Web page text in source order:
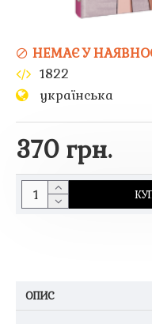
370 грн.
НЕМАЄ У
1822
українська
ОПИС